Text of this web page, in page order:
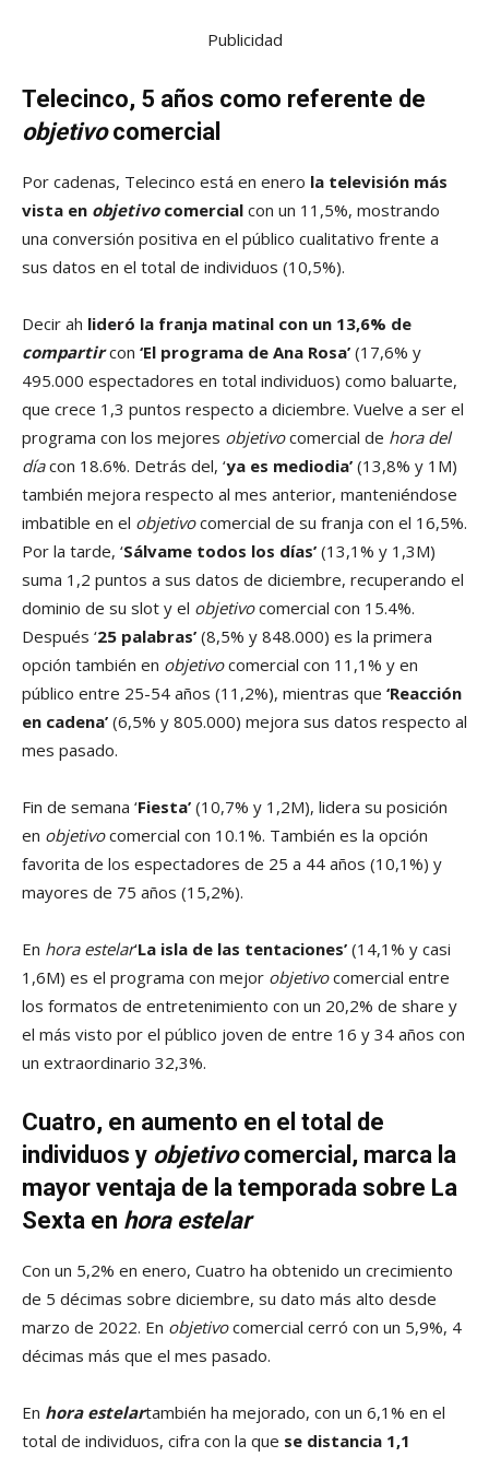
Publicidad
Telecinco, 5 años como referente de
objetivocomercial
Por cadenas, Telecinco está en enero la televisión más
vista en objetivocomercial con un 11,5%, mostrando
una conversión positiva en el público cualitativo frente a
sus datos en el total de individuos (10,5%).
Decir ah lideró la franja matinal con un 13,6% de
compartircon ‘El programa de Ana Rosa’ (17,6% y
495.000 espectadores en total individuos) como baluarte,
que crece 1,3 puntos respecto a diciembre. Vuelve a ser el
programa con los mejores objetivocomercial de hora del
díacon 18.6%. Detrás del, ‘ya es mediodia’ (13,8% y 1M)
también mejora respecto al mes anterior, manteniéndose
imbatible en el objetivocomercial de su franja con el 16,5%.
Por la tarde, ‘Sálvame todos los días’ (13,1% y 1,3M)
suma 1,2 puntos a sus datos de diciembre, recuperando el
dominio de su slot y el objetivocomercial con 15.4%.
Después ‘25 palabras’ (8,5% y 848.000) es la primera
opción también en objetivocomercial con 11,1% y en
público entre 25-54 años (11,2%), mientras que ‘Reacción
en cadena’ (6,5% y 805.000) mejora sus datos respecto al
mes pasado.
Fin de semana ‘Fiesta’ (10,7% y 1,2M), lidera su posición
en objetivocomercial con 10.1%. También es la opción
favorita de los espectadores de 25 a 44 años (10,1%) y
mayores de 75 años (15,2%).
En hora estelar‘La isla de las tentaciones’ (14,1% y casi
1,6M) es el programa con mejor objetivocomercial entre
los formatos de entretenimiento con un 20,2% de share y
el más visto por el público joven de entre 16 y 34 años con
un extraordinario 32,3%.
Cuatro, en aumento en el total de
individuos y objetivocomercial, marca la
mayor ventaja de la temporada sobre La
Sexta en hora estelar
Con un 5,2% en enero, Cuatro ha obtenido un crecimiento
de 5 décimas sobre diciembre, su dato más alto desde
marzo de 2022. En objetivocomercial cerró con un 5,9%, 4
décimas más que el mes pasado.
En hora estelartambién ha mejorado, con un 6,1% en el
total de individuos, cifra con la que se distancia 1,1